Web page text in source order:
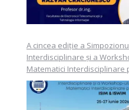
A cincea ediție a
Interdisciplinare și a
Matematici Interdisciplinare